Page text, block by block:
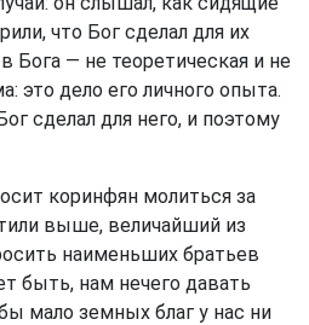
что Бог сделал для их
Бога — не теоретическая и не
это дело его личного опыта.
сделал для него, и поэтому
коринфян молиться за
выше, величайший из
наименьших братьев
быть, нам нечего давать
мало земных благ у нас ни